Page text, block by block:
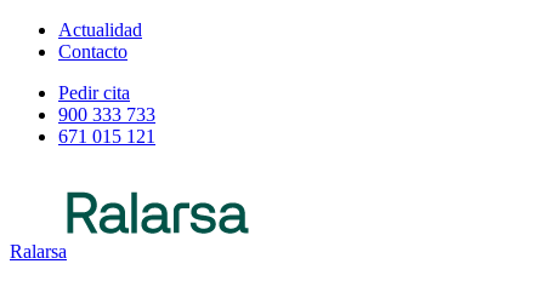
Actualidad
Contacto
Pedir cita
900 333 733
671 015 121
Ralarsa